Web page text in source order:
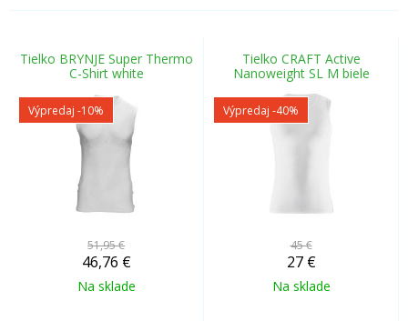
Tielko BRYNJE Super Thermo
C-Shirt white
Výpredaj -10%
51,95 €
46,76 €
Na sklade
Tielko CRAFT Active
Nanoweight SL M biele
Výpredaj -40%
45 €
27 €
Na sklade